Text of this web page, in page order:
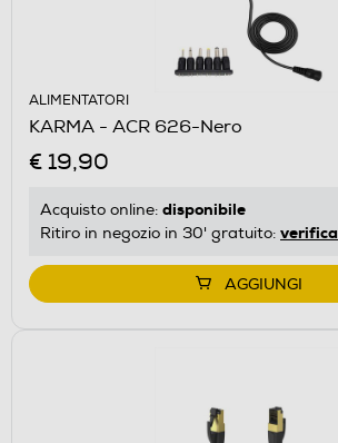
ALIMENTATORI
KARMA - ACR 626-Nero
€ 19,90
Acquisto online: disponibile
Ritiro in negozio in 30' gratuito: verifica
AGGIUNGI